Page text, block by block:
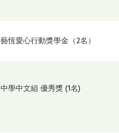
藝恆愛心行動獎學金（2名）
中學中文組 優秀獎 (1名)